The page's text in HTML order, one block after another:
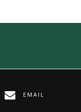
EMAIL